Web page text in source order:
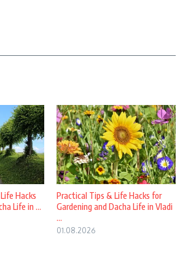
Hacks
Life in ...
Practical Tips & Life Hacks for
Gardening and Dacha Life in Vladi
...
01.08.2026